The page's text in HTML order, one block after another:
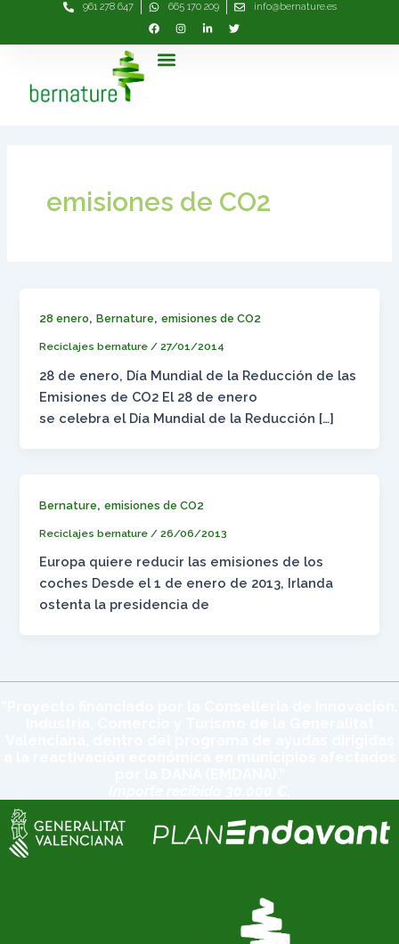
961 278 647 665 170 209 info@bernature.es
Menú
emisiones de CO2
28 enero,Bernature,emisiones de CO2
Reciclajes bernature/27/01/2014
28 de enero, Día Mundial de la Reducción de las
Emisiones de CO2 El 28 de enero
se celebra el Día Mundial de la Reducción […]
Bernature,emisiones de CO2
Reciclajes bernature / 26/06/2013
Europa quiere reducir las emisiones de los
coches Desde el 1 de enero de 2013, Irlanda
ostenta la presidencia de